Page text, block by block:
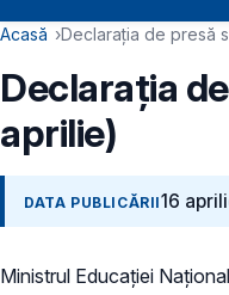
Cale de navigare
Acasă Declarația de presă
Declarația
aprilie)
DATA PUBLICĂRII16
Ministrul Educației